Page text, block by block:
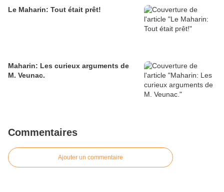
Le Maharin: Tout était prêt!
Maharin: Les curieux arguments de
M. Veunac.
Commentaires
Ajouter un commentaire